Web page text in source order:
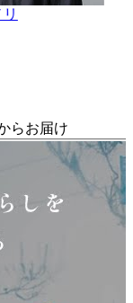
らお届け